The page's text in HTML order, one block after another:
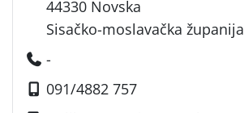
44330 Novska
Sisačko-moslavačka županija
-
091/4882 757